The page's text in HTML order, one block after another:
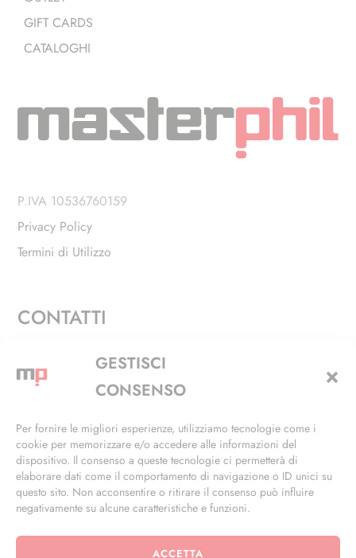
GESTISCI
CONSENSO
Per fornire le migliori esperienze, utilizziamo tecnologie come i
cookie per memorizzare e/o accedere alle informazioni del
dispositivo. Il consenso a queste tecnologie ci permetterà di
elaborare dati come il comportamento di navigazione o ID unici su
questo sito. Non acconsentire o ritirare il consenso può influire
negativamente su alcune caratteristiche e funzioni.
ACCETTA
GIFT CARDS
CATALOGHI
P.IVA 10536760159
Privacy Policy
Termini di Utilizzo
CONTATTI
Via Alfieri, 27 - Trezzano Sul Naviglio (MI)
+39 02 4846 3155
info@masterphil.it